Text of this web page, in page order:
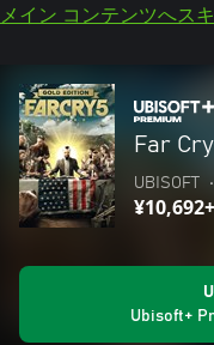
メイン コンテンツへス
Far
UBISOFT •
¥10,692+
Ubisoft+